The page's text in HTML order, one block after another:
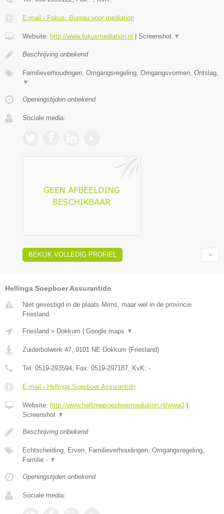
E-mail › Fokus. Bureau voor mediation
Website: http://www.fokusmediation.nl Screenshot ▼
Beschrijving onbekend
Familieverhoudingen, Omgangsregeling, Omgangsvormen, Ontslag,
▼
Openingstijden onbekend
Sociale media:
BEKIJK VOLLEDIG PROFIEL
Hellinga Soepboer Assurantidn
Niet gevestigd in de plaats Mirns, maar wel in de provincie
Friesland.
Friesland » Dokkum Google maps ▼
Zuiderbolwerk 47 9101 NE Dokkum (Friesland)
Tel: 0519-293594 , Fax: 0519-297187 , KvK: -
E-mail › Hellinga Soepboer Assurantidn
Website: http://www.hellingasoepboermediation.nl/www3
Screenshot ▼
Beschrijving onbekend
Echtscheiding, Erven, Familieverhoudingen, Omgangsregeling,
Familie - ▼
Openingstijden onbekend
Sociale media: